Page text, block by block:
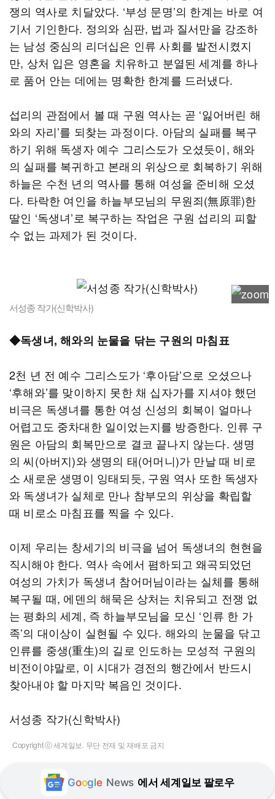
쟁의 역사로 치달았다. ‘부성 문명’의 한계는 바로 여
기서 기인한다. 정의와 심판, 법과 질서만을 강조하
는 남성 중심의 리더십은 인류 사회를 발전시켰지
만, 상처 입은 영혼을 치유하고 분열된 세계를 하나
로 품어 안는 데에는 명확한 한계를 드러냈다.
섭리의 관점에서 볼 때 구원 역사는 곧 ‘잃어버린 해
와의 자리’를 되찾는 과정이다. 아담의 실패를 복구
하기 위해 독생자 예수 그리스도가 오셨듯이, 해와
의 실패를 복귀하고 본래의 위상으로 회복하기 위해
하늘은 수천 년의 역사를 통해 여성을 준비해 오셨
다. 타락한 여인을 하늘부모님의 무원죄(無原罪)한
딸인 ‘독생녀’로 복구하는 작업은 구원 섭리의 피할
수 없는 과제가 된 것이다.
서성종 작가(신학박사)
◆독생녀, 해와의 눈물을 닦는 구원의 마침표
2천 년 전 예수 그리스도가 ‘후아담’으로 오셨으나
‘후해와’를 맞이하지 못한 채 십자가를 지셔야 했던
비극은 독생녀를 통한 여성 신성의 회복이 얼마나
어렵고도 중차대한 일이었는지를 방증한다. 인류 구
원은 아담의 회복만으로 결코 끝나지 않는다. 생명
의 씨(아버지)와 생명의 태(어머니)가 만날 때 비로
소 새로운 생명이 잉태되듯, 구원 역사 또한 독생자
와 독생녀가 실체로 만나 참부모의 위상을 확립할
때 비로소 마침표를 찍을 수 있다.
이제 우리는 창세기의 비극을 넘어 독생녀의 현현을
직시해야 한다. 역사 속에서 폄하되고 왜곡되었던
여성의 가치가 독생녀 참어머님이라는 실체를 통해
복구될 때, 에덴의 해묵은 상처는 치유되고 전쟁 없
는 평화의 세계, 즉 하늘부모님을 모신 ‘인류 한 가
족’의 대이상이 실현될 수 있다. 해와의 눈물을 닦고
인류를 중생(重生)의 길로 인도하는 모성적 구원의
비전이야말로, 이 시대가 경전의 행간에서 반드시
찾아내야 할 마지막 복음인 것이다.
서성종 작가(신학박사)
Copyright ⓒ 세계일보. 무단 전재 및 재배포 금지
Google News 에서 세계일보 팔로우